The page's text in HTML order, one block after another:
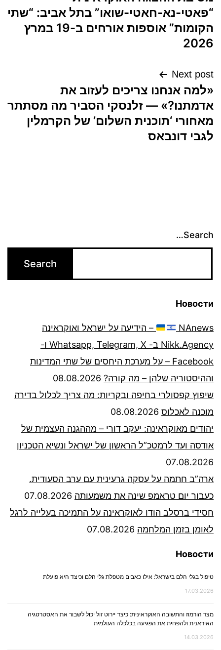
“פאטי-נא-חאטי-שואו” בתל אביב: “שתי
הקומות” אוספות אורחים ב-19 במרץ
2026
Next post
«למה אנחנו צריכים לעזוב את
אדמתנו?» — זלנסקי הסביר מה מסתתר
מאחורי ‘תוכנית השלום’ של הקרמלין
לגבי דונבאס
Search…
Новости
NAnews
– הידיעה על ישראל ואוקראינה
Nikk.Agency ב- Whatsapp, Telegram, X ו-
Facebook – על מערכת היחסים של שתי המדינות
וההיסטוריה שלהן – מה קורה? 08.08.2026
שיפוץ קפסולרי בחיפה ובקריות: מה צריך לכלול בדירה
מוכנה לאכלוס 08.08.2026
יהודים מאוקראינה: יעקב דורי – מההגנה העצמית של
אודסה ועד לרמטכ”ל הראשון של ישראל ונשיא הטכניון
07.08.2026
ארה”ב חתמה על עסקה גרעינית עם ערב הסעודית.
כעבור יום טראמפ שינה את משמעותה 07.08.2026
חסידי ברסלב הודו לאוקראינה על התמיכה בעלייה לרגל
לאומן בזמן המלחמה 07.08.2026
Новости
טיפול בגלי הלם בישראל: אילו כאבים מטפלת גלי הלם וכיצד היא פועלת
17.03.2026
מצר הורמוז והתשובה האוקראינית: כיצד יירוט זול יכול לשבור את האסטרטגיה
האיראנית ולהפחית את הפגיעה בכלכלה העולמית
14.03.2026